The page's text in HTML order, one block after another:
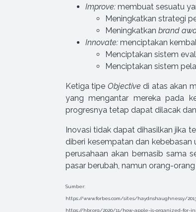
Improve: membuat sesuatu
Meningkatkan strategi
Meningkatkan brand
Innovate: menciptakan
Menciptakan sistem
Menciptakan sistem
Ketiga tipe Objectivedi atas akan
yang mengantar mereka pada
progresnya tetap dapat dilacak
Inovasi tidak dapat dihasilkan jika
diberi kesempatan dan kebebasan
perusahaan akan bernasib sama
pasar berubah, namun orang-
Sumber:
https://www.forbes.com/sites/haydnshaughnessy/
https://hbr.org/2020/11/how-apple-is-organized-for-